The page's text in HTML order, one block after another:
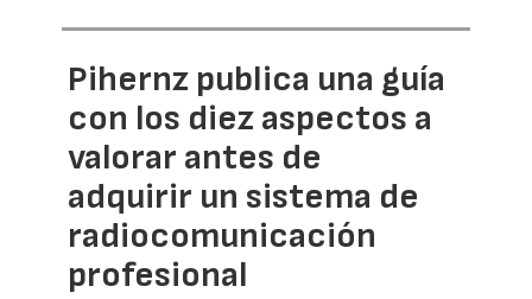
Pihernz publica una guía
con los diez aspectos a
valorar antes de
adquirir un sistema de
radiocomunicación
profesional